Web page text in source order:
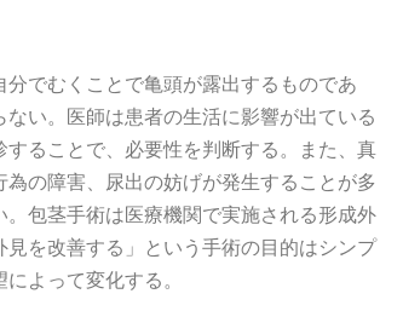
でむくことで亀頭が露出するものであ
い。医師は患者の生活に影響が出ている
ることで、必要性を判断する。また、真
の障害、尿出の妨げが発生することが多
包茎手術は医療機関で実施される形成外
を改善する」という手術の目的はシンプ
よって変化する。